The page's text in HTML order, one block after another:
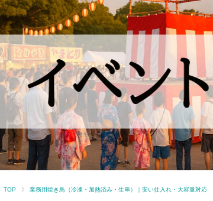
TOP 業務用焼き鳥（冷凍・加熱済み・生串）｜安い仕入れ・大容量対応